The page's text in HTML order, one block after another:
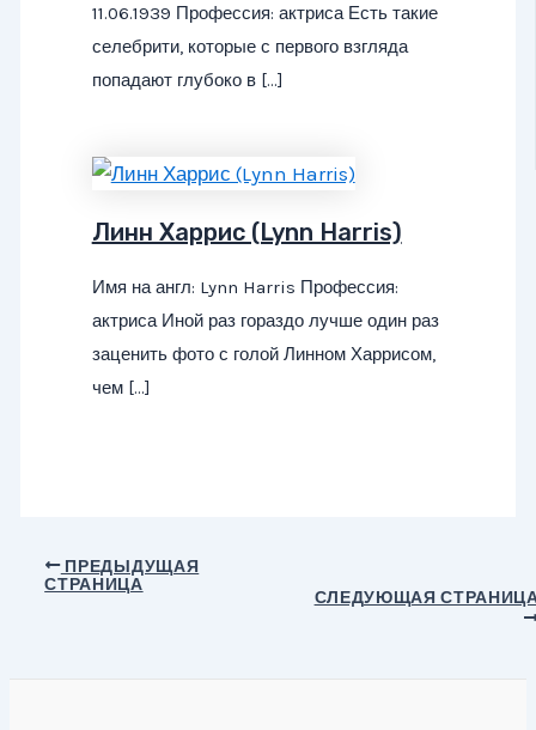
11.06.1939 Профессия: актриса Есть такие
селебрити, которые с первого взгляда
попадают глубоко в […]
Линн Харрис (Lynn Harris)
Имя на англ: Lynn Harris Профессия:
актриса Иной раз гораздо лучше один раз
заценить фото с голой Линном Харрисом,
чем […]
Навигация
ПРЕДЫДУЩАЯ
СТРАНИЦА
СЛЕДУЮЩАЯ